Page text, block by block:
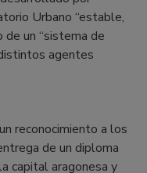
Urbano “estable,
un “sistema de
agentes
reconocimiento a los
de un diploma
capital aragonesa y